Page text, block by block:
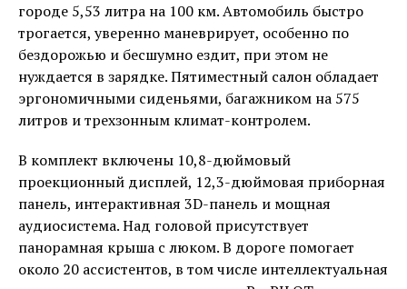
городе 5,53 литра на 100 км. Автомобиль быстро
трогается, уверенно маневрирует, особенно по
бездорожью и бесшумно ездит, при этом не
нуждается в зарядке. Пятиместный салон обладает
эргономичными сиденьями, багажником на 575
литров и трехзонным климат-контролем.
В комплект включены 10,8-дюймовый
проекционный дисплей, 12,3-дюймовая приборная
панель, интерактивная 3D-панель и мощная
аудиосистема. Над головой присутствует
панорамная крыша с люком. В дороге помогает
около 20 ассистентов, в том числе интеллектуальная